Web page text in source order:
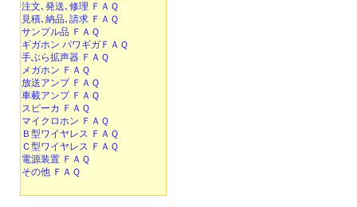
注文､発送､修理 ＦＡＱ
見積､納品､請求 ＦＡＱ
サンプル品 ＦＡＱ
ギガホン パワギガＦＡＱ
手ぶら拡声器 ＦＡＱ
メガホン ＦＡＱ
放送アンプ ＦＡＱ
車載アンプ ＦＡＱ
スピーカ ＦＡＱ
マイクロホン ＦＡＱ
Ｂ型ワイヤレス ＦＡＱ
Ｃ型ワイヤレス ＦＡＱ
電源装置 ＦＡＱ
その他 ＦＡＱ